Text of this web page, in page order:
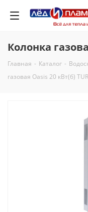
Колонка
Главная - Каталог -
газовая Oasis 20 кВт(б) TUR